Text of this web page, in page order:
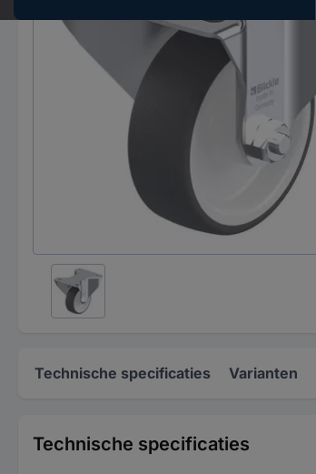
Technische specificaties Varianten
Technische specificaties